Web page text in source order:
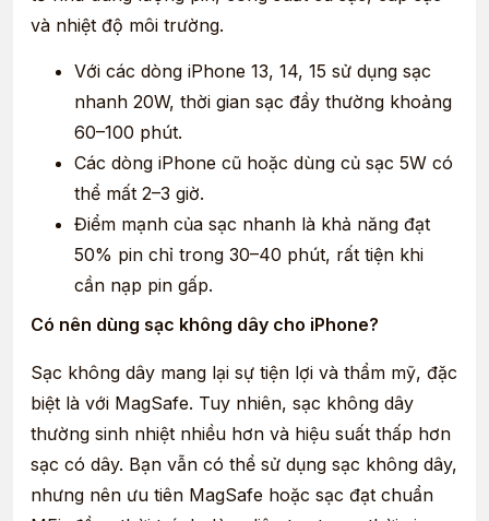
và nhiệt độ môi trường.
Với các dòng iPhone 13, 14, 15 sử dụng sạc
nhanh 20W, thời gian sạc đầy thường khoảng
60–100 phút.
Các dòng iPhone cũ hoặc dùng củ sạc 5W có
thể mất 2–3 giờ.
Điểm mạnh của sạc nhanh là khả năng đạt
50% pin chỉ trong 30–40 phút, rất tiện khi
cần nạp pin gấp.
Có nên dùng sạc không dây cho iPhone?
Sạc không dây mang lại sự tiện lợi và thẩm mỹ, đặc
biệt là với MagSafe. Tuy nhiên, sạc không dây
thường sinh nhiệt nhiều hơn và hiệu suất thấp hơn
sạc có dây. Bạn vẫn có thể sử dụng sạc không dây,
nhưng nên ưu tiên MagSafe hoặc sạc đạt chuẩn